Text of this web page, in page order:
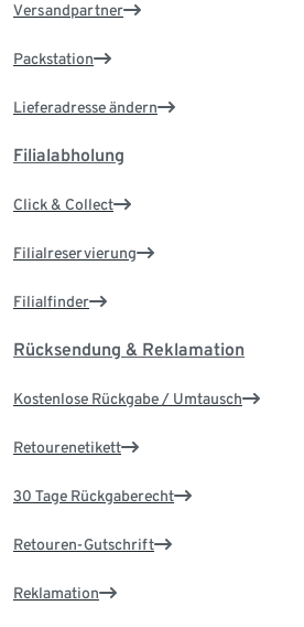
Versandpartner
Packstation
Lieferadresse ändern
Filialabholung
Click & Collect
Filialreservierung
Filialfinder
Rücksendung & Reklamation
Kostenlose Rückgabe / Umtausch
Retourenetikett
30 Tage Rückgaberecht
Retouren-Gutschrift
Reklamation